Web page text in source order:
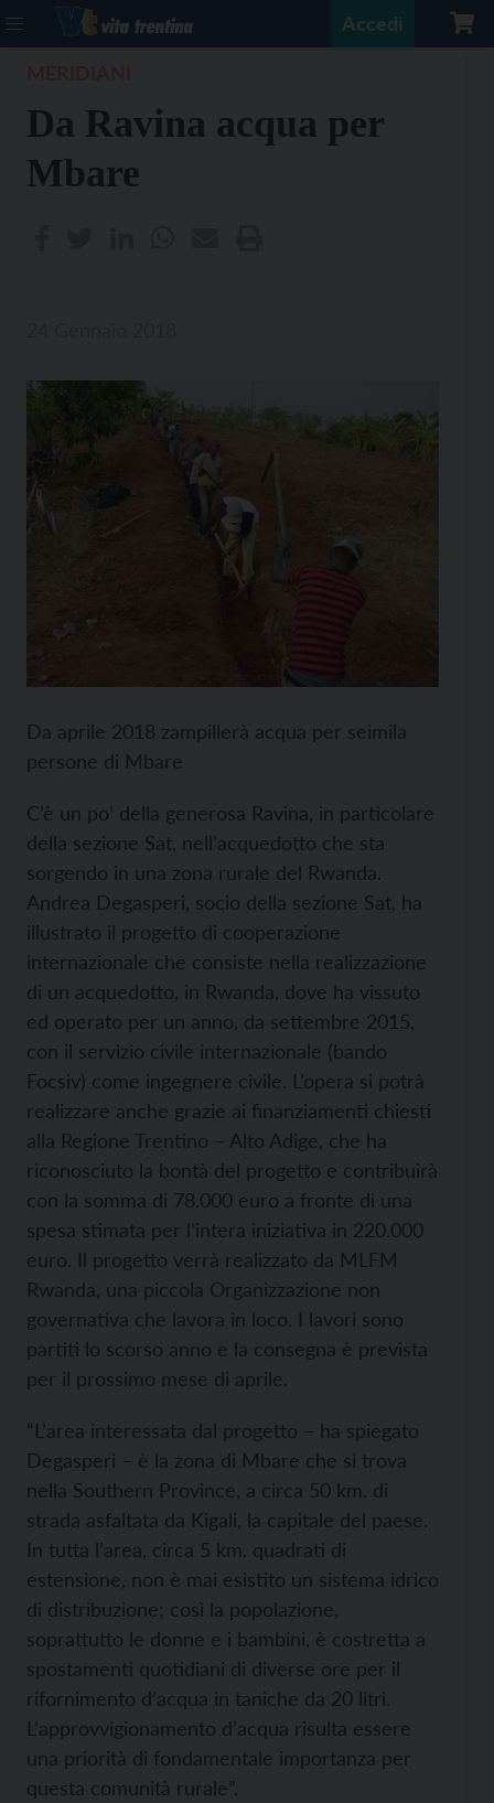
Accedi
Da Ravina acqua per
Mbare
Da aprile 2018 zampillerà acqua per seimila
persone di Mbare
C’è un po’ della generosa Ravina, in particolare
della sezione Sat, nell’acquedotto che sta
sorgendo in una zona rurale del Rwanda.
Andrea Degasperi, socio della sezione Sat, ha
illustrato il progetto di cooperazione
internazionale che consiste nella realizzazione
di un acquedotto, in Rwanda, dove ha vissuto
ed operato per un anno, da settembre 2015,
con il servizio civile internazionale (bando
Focsiv) come ingegnere civile. L’opera si potrà
realizzare anche grazie ai finanziamenti chiesti
alla Regione Trentino – Alto Adige, che ha
riconosciuto la bontà del progetto e contribuirà
con la somma di 78.000 euro a fronte di una
spesa stimata per l’intera iniziativa in 220.000
euro. Il progetto verrà realizzato da MLFM
Rwanda, una piccola Organizzazione non
governativa che lavora in loco. I lavori sono
partiti lo scorso anno e la consegna è prevista
per il prossimo mese di aprile.
“L’area interessata dal progetto – ha spiegato
Degasperi – è la zona di Mbare che si trova
nella Southern Province, a circa 50 km. di
strada asfaltata da Kigali, la capitale del paese.
In tutta l’area, circa 5 km. quadrati di
estensione, non è mai esistito un sistema idrico
di distribuzione; così la popolazione,
soprattutto le donne e i bambini, è costretta a
spostamenti quotidiani di diverse ore per il
rifornimento d’acqua in taniche da 20 litri.
L’approvvigionamento d’acqua risulta essere
una priorità di fondamentale importanza per
questa comunità rurale”.